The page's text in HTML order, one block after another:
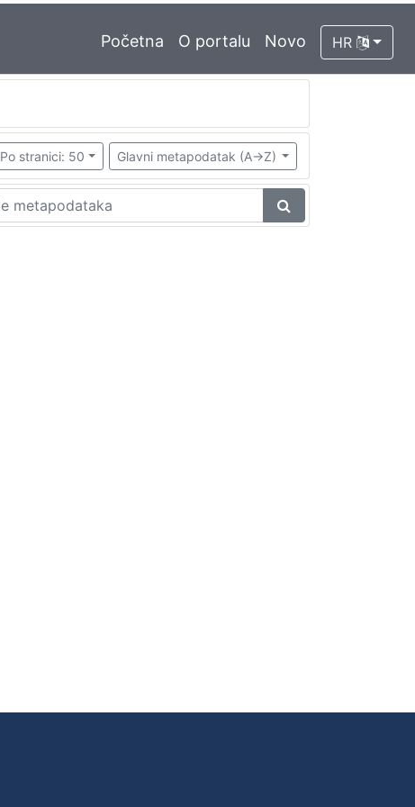
Početna O portalu Novo HR
Po stranici: 50 Glavni metapodatak (A->Z)